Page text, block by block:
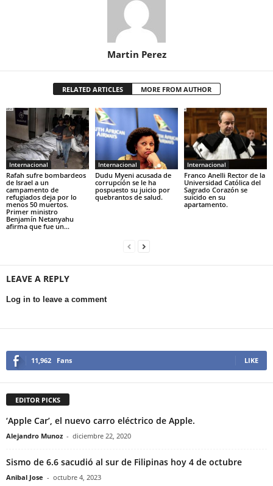
Martin Perez
RELATED ARTICLES MORE FROM AUTHOR
Internacional
Rafah sufre bombardeos
de Israel a un
campamento de
refugiados deja por lo
menos 50 muertos.
Primer ministro
Benjamín Netanyahu
afirma que fue un...
Internacional
Dudu Myeni acusada de
corrupción se le ha
pospuesto su juicio por
quebrantos de salud.
Internacional
Franco Anelli Rector de la
Universidad Católica del
Sagrado Corazón se
suicido en su
apartamento.
LEAVE A REPLY
Log in to leave a comment
11,962 Fans LIKE
EDITOR PICKS
‘Apple Car’, el nuevo carro eléctrico de Apple.
Alejandro Munoz - diciembre 22, 2020
Sismo de 6.6 sacudió al sur de Filipinas hoy 4 de octubre
Anibal Jose - octubre 4, 2023